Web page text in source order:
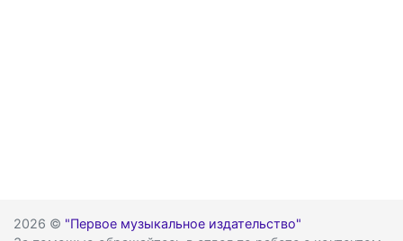
2026 © "Первое музыкальное издательство"